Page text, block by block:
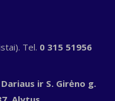
Tel. 0 315 51956
Dariaus ir S. Girėno g.